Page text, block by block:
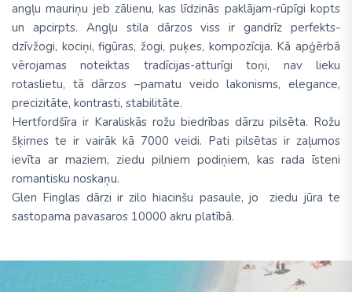
angļu mauriņu jeb zālienu, kas līdzinās paklājam-rūpīgi kopts
un apcirpts. Angļu stila dārzos viss ir gandrīz perfekts-
dzīvžogi, kociņi, figūras, žogi, puķes, kompozīcija. Kā apģērbā
vērojamas noteiktas tradīcijas-atturīgi toņi, nav lieku
rotaslietu, tā dārzos –pamatu veido lakonisms, elegance,
precizitāte, kontrasti, stabilitāte.
Hertfordšīra ir Karaliskās rožu biedrības dārzu pilsēta. Rožu
šķirnes te ir vairāk kā 7000 veidi. Pati pilsētas ir zaļumos
ievīta ar maziem, ziedu pilniem podiņiem, kas rada īsteni
romantisku noskaņu.
Glen Finglas dārzi ir zilo hiacinšu pasaule, jo ziedu jūra te
sastopama pavasaros 10000 akru platībā.